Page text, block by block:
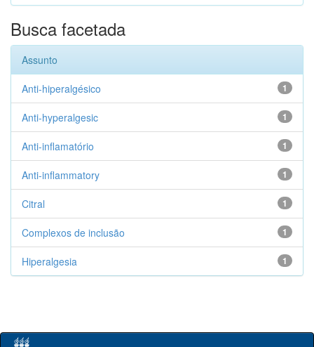
Busca facetada
Assunto
1
Anti-hiperalgésico
1
Anti-hyperalgesic
1
Anti-inflamatório
1
Anti-inflammatory
1
Citral
1
Complexos de inclusão
1
Hiperalgesia